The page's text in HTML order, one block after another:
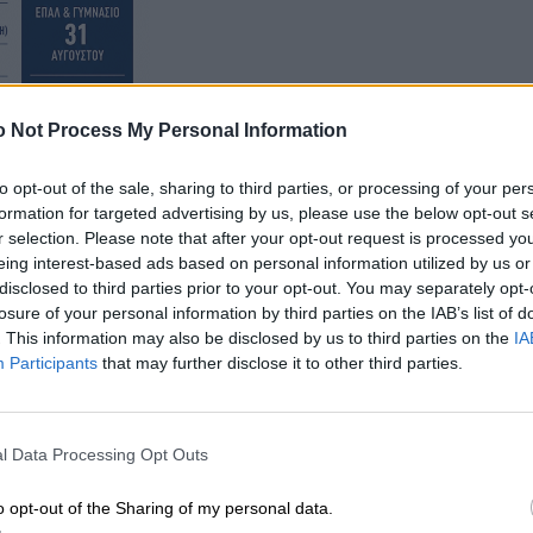
Not Process My Personal Information
opt-out of the sale, sharing to third parties, or processing of your
for targeted advertising by us, please use the below opt-out
selection. Please note that after your opt-out request is processed
interest-based ads based on personal information utilized by us
to third parties prior to your opt-out. You may separately
of your personal information by third parties on the IAB’s list of
This information may also be disclosed by us to third parties on the
Participants that may further disclose it to other third parties.
Data Processing Opt Outs
opt-out of the Sharing of my personal data.
του πρωτοποριακού Συστήματος Ελέγχου της
Κανονισμού Κοινοχρήστων Χώρων στο
του (69% μείωση των εισερχομένων
ωράριο των καταστημάτων, ανεμπόδιστη, αλλά
του πεζοδρομημένου κέντρου, απόδοση το
μαζί με την αλλαγή νοοτροπίας και